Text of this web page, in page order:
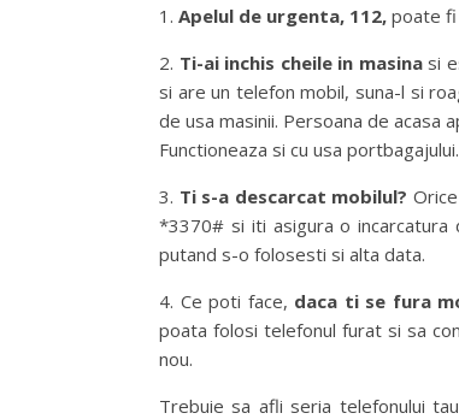
1. Apelul de urgenta, 112, poate fi
2. Ti-ai inchis cheile in masinasi
si are un telefon mobil, suna-l si
de usa masinii. Persoana de acasa
Functioneaza si cu usa
3. Ti s-a descarcat mobilul?
*3370# si iti asigura o incarcatura
putand s-o folosesti si alta data.
4. Ce poti face, daca ti se fura
poata folosi telefonul furat si sa
nou.
Trebuie sa afli seria telefonului